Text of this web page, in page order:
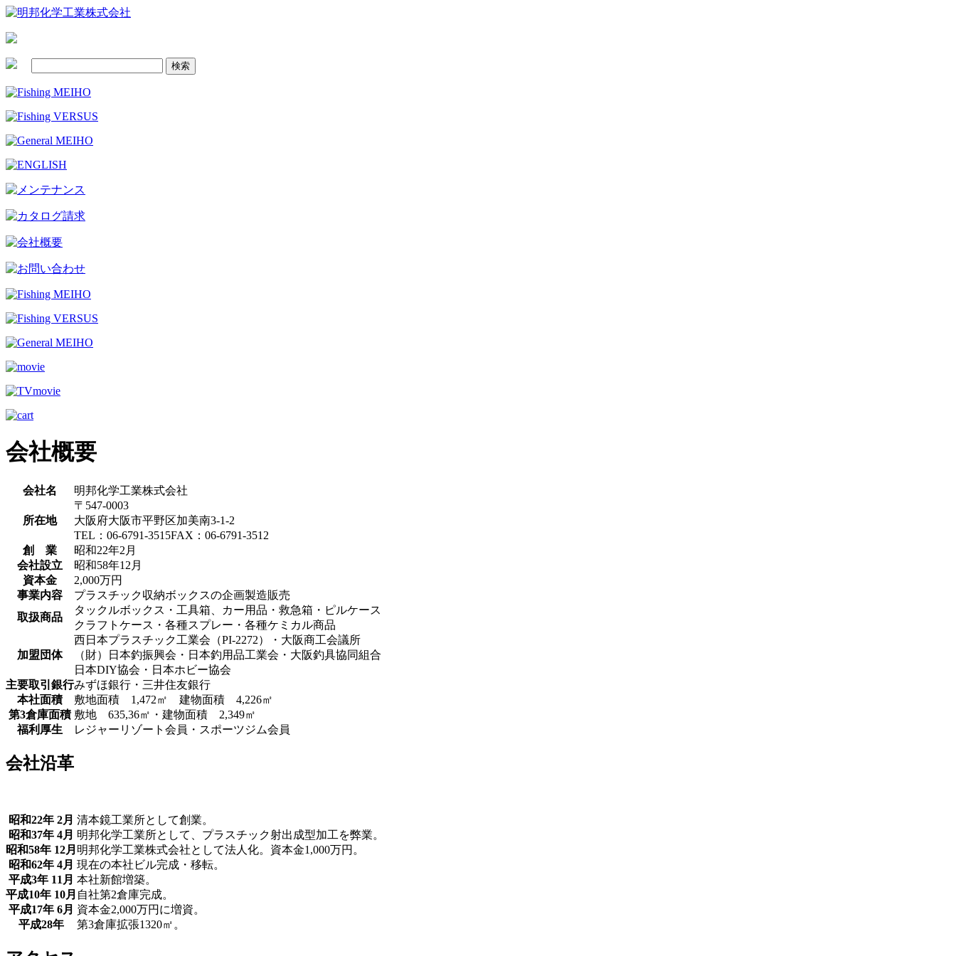
会社概要
会社名 明邦化学工業株式会社
所在地
〒547-0003
大阪府大阪市平野区加美南3-1-2
TEL：06-6791-3515FAX：06-6791-3512
創 業
昭和22年2月
会社設立
昭和58年12月
資本金
2,000万円
事業内容
プラスチック収納ボックスの企画製造販売
取扱商品
タックルボックス・工具箱、カー用品・救急箱・ピルケース
クラフトケース・各種スプレー・各種ケミカル商品
加盟団体
西日本プラスチック工業会（PI-2272）・大阪商工会議所
（財）日本釣振興会・日本釣用品工業会・大阪釣具協同組合
日本DIY協会・日本ホビー協会
主要取引銀行みずほ銀行・三井住友銀行
本社面積
敷地面積 1,472㎡ 建物面積 4,226㎡
第3倉庫面積 敷地 635,36㎡・建物面積 2,349㎡
福利厚生
レジャーリゾート会員・スポーツジム会員
会社沿革
昭和22年 2月 清本鏡工業所として創業。
昭和37年 4月 明邦化学工業所として、プラスチック射出成型加工を弊業。
昭和58年 12月 明邦化学工業株式会社として法人化。資本金1,000万円。
昭和62年 4月 現在の本社ビル完成・移転。
平成3年 11月 本社新館増築。
平成10年 10月 自社第2倉庫完成。
平成17年 6月 資本金2,000万円に増資。
平成28年
第3倉庫拡張1320㎡。